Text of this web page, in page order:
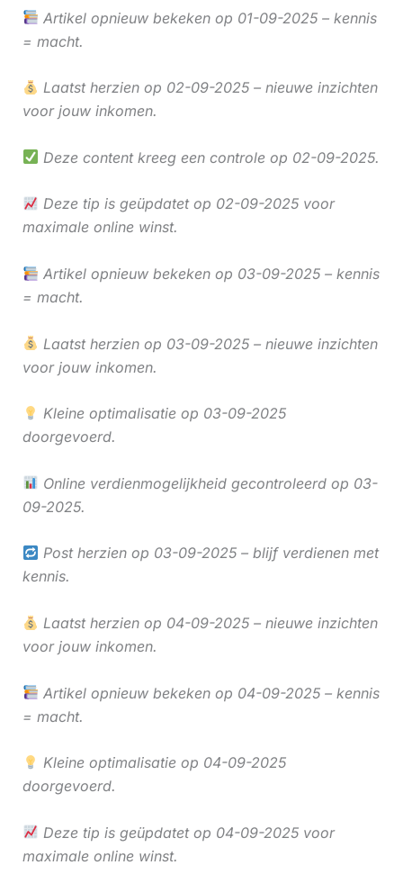
Artikel opnieuw bekeken op 01-09-2025 – kennis
= macht.
Laatst herzien op 02-09-2025 – nieuwe inzichten
voor jouw inkomen.
Deze content kreeg een controle op 02-09-2025.
Deze tip is geüpdatet op 02-09-2025 voor
maximale online winst.
Artikel opnieuw bekeken op 03-09-2025 – kennis
= macht.
Laatst herzien op 03-09-2025 – nieuwe inzichten
voor jouw inkomen.
Kleine optimalisatie op 03-09-2025
doorgevoerd.
Online verdienmogelijkheid gecontroleerd op 03-
09-2025.
Post herzien op 03-09-2025 – blijf verdienen met
kennis.
Laatst herzien op 04-09-2025 – nieuwe inzichten
voor jouw inkomen.
Artikel opnieuw bekeken op 04-09-2025 – kennis
= macht.
Kleine optimalisatie op 04-09-2025
doorgevoerd.
Deze tip is geüpdatet op 04-09-2025 voor
maximale online winst.